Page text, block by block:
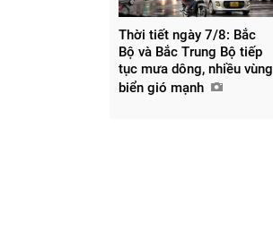
Thời tiết ngày 7/8: Bắc
Bộ và Bắc Trung Bộ tiếp
tục mưa dông, nhiều vùng
biển gió mạnh